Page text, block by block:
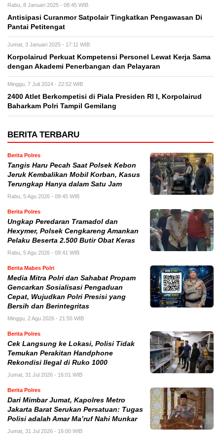
Rabu, 8 Januari 2025 - 08:45 WIB
Antisipasi Curanmor Satpolair Tingkatkan Pengawasan Di
Pantai Petitengat
Jumat, 3 Januari 2025 - 17:11 WIB
Korpolairud Perkuat Kompetensi Personel Lewat Kerja Sama
dengan Akademi Penerbangan dan Pelayaran
Minggu, 7 Juli 2024 - 22:52 WIB
2400 Atlet Berkompetisi di Piala Presiden RI I, Korpolairud
Baharkam Polri Tampil Gemilang
BERITA TERBARU
Berita Polres
Tangis Haru Pecah Saat Polsek Kebon
Jeruk Kembalikan Mobil Korban, Kasus
Terungkap Hanya dalam Satu Jam
Rabu, 5 Agu 2026 - 09:45 WIB
Berita Polres
Ungkap Peredaran Tramadol dan
Hexymer, Polsek Cengkareng Amankan
Pelaku Beserta 2.500 Butir Obat Keras
Rabu, 5 Agu 2026 - 09:41 WIB
Berita Mabes Polri
Media Mitra Polri dan Sahabat Propam
Gencarkan Sosialisasi Pengaduan
Cepat, Wujudkan Polri Presisi yang
Bersih dan Berintegritas
Minggu, 2 Agu 2026 - 21:55 WIB
Berita Polres
Cek Langsung ke Lokasi, Polisi Tidak
Temukan Perakitan Handphone
Rekondisi Ilegal di Ruko 1000
Jumat, 31 Jul 2026 - 16:01 WIB
Berita Polres
Dari Mimbar Jumat, Kapolres Metro
Jakarta Barat Serukan Persatuan: Tugas
Polisi adalah Amar Ma’ruf Nahi Munkar
Jumat, 31 Jul 2026 - 16:00 WIB